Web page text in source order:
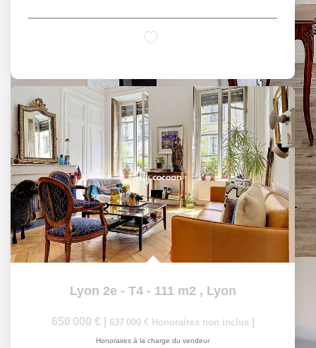
Lyon 2e - T4 - 111 m2 , Lyon
650 000 € 637 000 € Honoraires non inclus
Honoraires à la charge du vendeur